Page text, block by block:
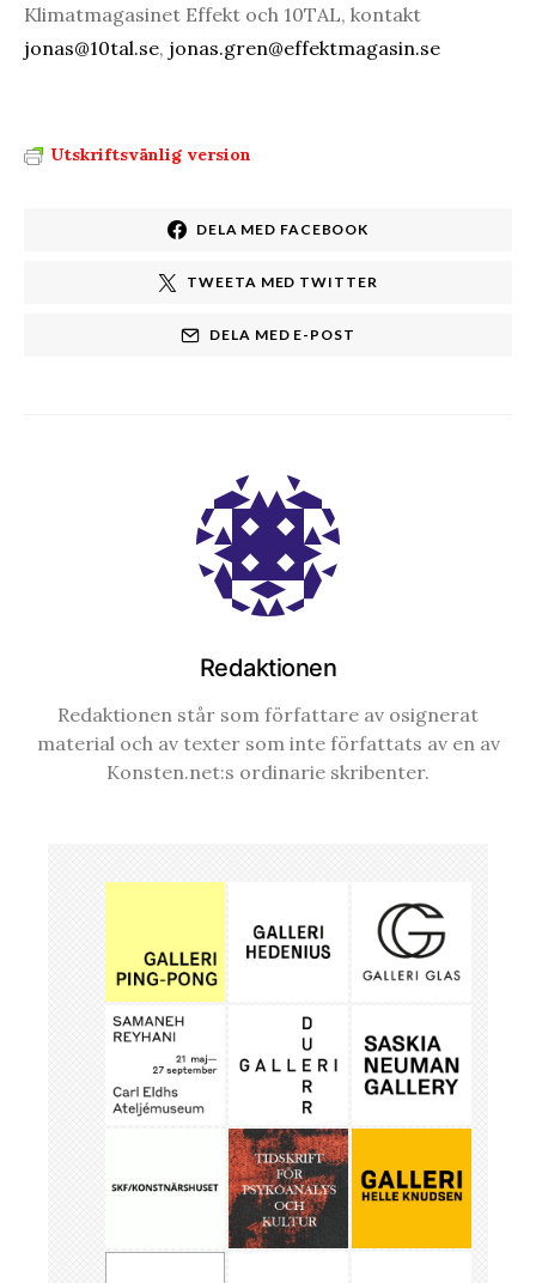
Klimatmagasinet Effekt och 10TAL, kontakt
jonas@10tal.se, jonas.gren@effektmagasin.se
Utskriftsvänlig version
DELA MED FACEBOOK
TWEETA MED TWITTER
DELA MED E-POST
Redaktionen
Redaktionen står som författare av osignerat
material och av texter som inte författats av en av
Konsten.net:s ordinarie skribenter.